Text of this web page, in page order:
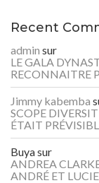
Recent
admin sur
LE GALA
RECONNAITRE
Jimmy kabemba
SCOPE
ÉTAIT
Buyasur
ANDREA
ANDRÉ ET